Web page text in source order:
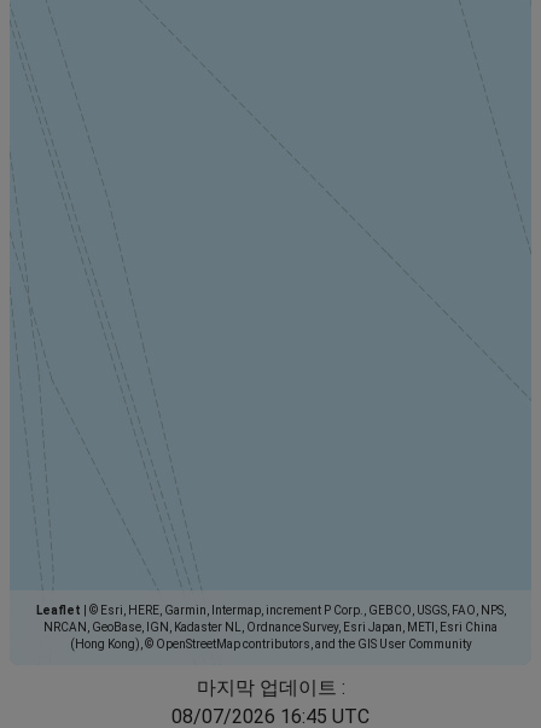
Leaflet
© Esri, HERE, Garmin, Intermap, increment P Corp., GEBCO, USGS, FAO, NPS,
NRCAN, GeoBase, IGN, Kadaster NL, Ordnance Survey, Esri Japan, METI, Esri China
(Hong Kong), © OpenStreetMap contributors, and the GIS User Community
마지막 업데이트 :
08/07/2026 16:45 UTC